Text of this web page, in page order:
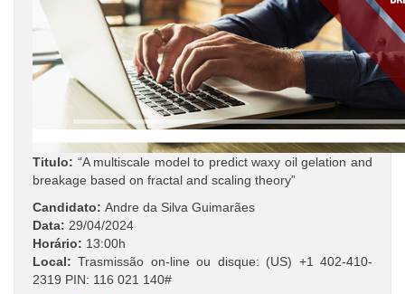
Titulo: “A multiscale model to predict waxy oil gelation and
breakage based on fractal and scaling theory”
Candidato: Andre da Silva Guimarães
Data: 29/04/2024
Horário: 13:00h
Local:Trasmissão on-line ou disque: ‪(US) +1 402-410-
2319‬ PIN: ‪116 021 140‬#‬‬‬‬